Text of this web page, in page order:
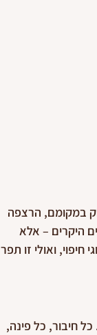
במקומם, הרצפה
היקרים – אלא
חיפוי, ואולי זו תפר
חיבור, כל פינה,